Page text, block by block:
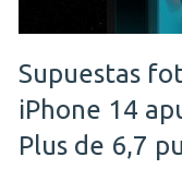
Supuestas
iPhone 14
Plus de 6,7